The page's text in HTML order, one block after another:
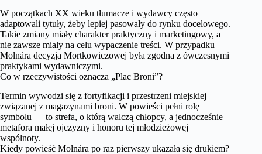
W początkach XX wieku tłumacze i wydawcy często
adaptowali tytuły, żeby lepiej pasowały do rynku docelowego.
Takie zmiany miały charakter praktyczny i marketingowy, a
nie zawsze miały na celu wypaczenie treści. W przypadku
Molnára decyzja Mortkowiczowej była zgodna z ówczesnymi
praktykami wydawniczymi.
Co w rzeczywistości oznacza „Plac Broni”?
Termin wywodzi się z fortyfikacji i przestrzeni miejskiej
związanej z magazynami broni. W powieści pełni rolę
symbolu — to strefa, o którą walczą chłopcy, a jednocześnie
metafora małej ojczyzny i honoru tej młodzieżowej
wspólnoty.
Kiedy powieść Molnára po raz pierwszy ukazała się drukiem?